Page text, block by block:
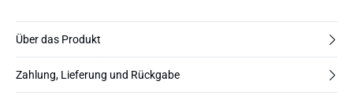
Über das Produkt
Zahlung, Lieferung und Rückgabe